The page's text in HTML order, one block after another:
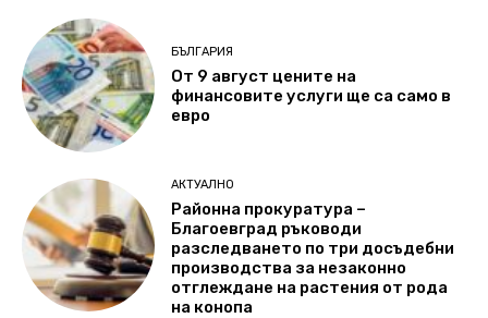
БЪЛГАРИЯ
От 9 август цените на
финансовите услуги ще са само в
евро
АКТУАЛНО
Районна прокуратура –
Благоевград ръководи
разследването по три досъдебни
производства за незаконно
отглеждане на растения от рода
на конопа